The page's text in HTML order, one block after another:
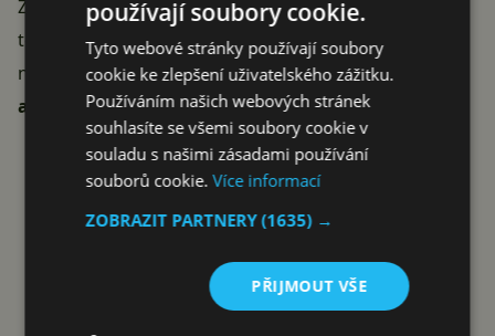
Zatím se nedá předpokládat, že by tento systém v
telefonech úplně nahradil Android. Čínská firma si
nicméněhodlá chystat půdu pro zavedení vlastní
alternativy.
Reklama
používají soubory cookie.
Tyto webové stránky používají soubory
cookie ke zlepšení uživatelského zážitku.
Používáním našich webových stránek
souhlasíte se všemi soubory cookie v
souladu s našimi zásadami používání
souborů cookie.Více informací
ZOBRAZIT PARTNERY(1635) →
PŘIJMOUT VŠE